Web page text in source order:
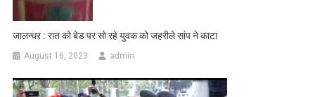
जालन्धर : रात को बेड पर सो रहे युवक को जहरीले सांप ने काटा
August 16, 2023 admin